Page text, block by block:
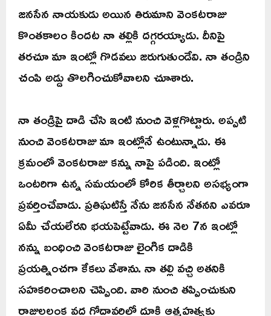
జనసేన నాయకుడు అయిన తిరుమాని వెంకటరాజు
కొంతకాలం కిందట నా తల్లికి దగ్గరయ్యాడు. దీనిపై
తరచూ మా ఇంట్లో గొడవలు జరుగుతుండేవి. నా తండ్రిని
చంపి అడ్డు తొలగించుకోవాలని చూశారు.
నా తండ్రిపై దాడి చేసి ఇంటి నుంచి వెళ్లగొట్టారు. అప్పటి
నుంచి వెంకటరాజు మా ఇంట్లోనే ఉంటున్నాడు. ఈ
క్రమంలో వెంకటరాజు కన్ను నాపై పడింది. ఇంట్లో
ఒంటరిగా ఉన్న సమయంలో కోరిక తీర్చాలని అసభ్యంగా
ప్రవర్తించేవాడు. ప్రతిఘటిస్తే నేను జనసేన నేతనని ఎవరూ
ఏమీ చేయలేరని భయపెట్టేవాడు. ఈ నెల 7న ఇంట్లో
నన్ను బంధించి వెంకటరాజు లైంగిక దాడికి
ప్రయత్నించగా కేకలు వేశాను. నా తల్లి వచ్చి అతనికి
సహకరించాలని చెప్పింది. వారి నుంచి తప్పించుకుని
రాజులలంక వద్ద గోదావరిలో దూకి ఆత్మహత్యకు